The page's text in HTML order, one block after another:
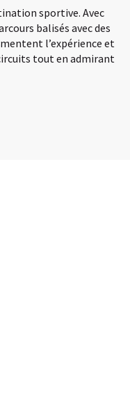
sportive. Avec
balisés avec des
l’expérience et
tout en admirant
favoris